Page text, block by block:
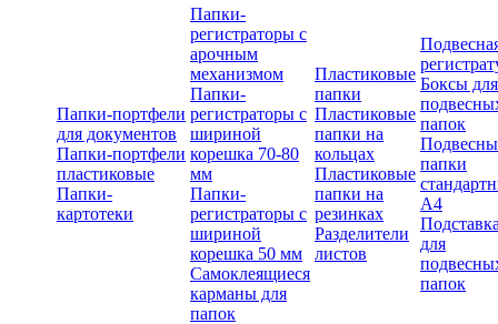
Папки-портфели
для документов
Папки-портфели
пластиковые
Папки-
картотеки
Папки-
регистраторы с
арочным
механизмом
Папки-
регистраторы с
шириной
корешка 70-80
мм
Папки-
регистраторы с
шириной
корешка 50 мм
Самоклеящиеся
карманы для
папок
Пластиковые
папки
Пластиковые
папки на
кольцах
Пластиковые
папки на
резинках
Разделители
листов
Боксы для
папок
папки
А4
для
папок